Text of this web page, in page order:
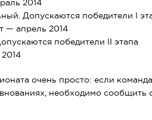
2014
Допускаются победители I
— апрель 2014
победители II этапа
очень просто: если
необходимо сообщить